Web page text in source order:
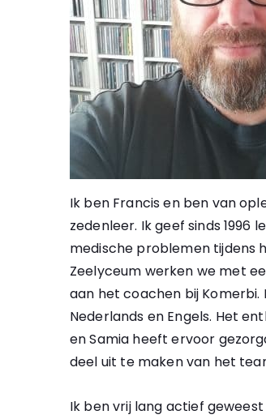
Ik ben Francis en ben van
zedenleer. Ik geef sinds 1996
medische problemen tijdens
Zeelyceum werken we met
aan het coachen bij
Nederlands en Engels. Het
en Samia heeft ervoor
deel uit te maken van het
Ik ben vrij lang actief